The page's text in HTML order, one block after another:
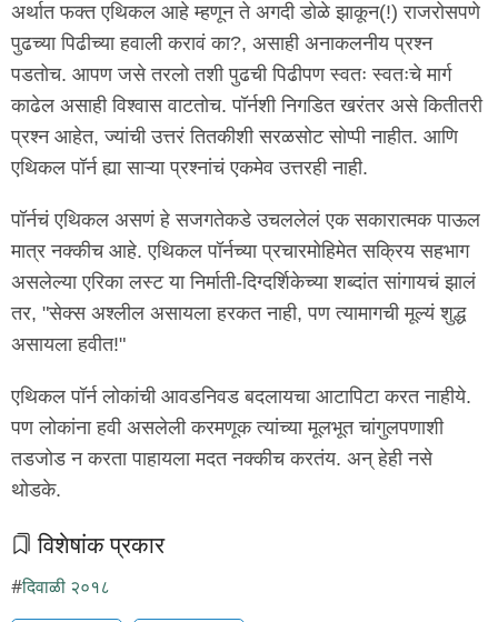
अर्थात फक्त एथिकल आहे म्हणून ते अगदी डोळे झाकून(!) राजरोसपणे
पुढच्या पिढीच्या हवाली करावं का?, असाही अनाकलनीय प्रश्न
पडतोच. आपण जसे तरलो तशी पुढची पिढीपण स्वतः स्वतःचे मार्ग
काढेल असाही विश्वास वाटतोच. पॉर्नशी निगडित खरंतर असे कितीतरी
प्रश्न आहेत, ज्यांची उत्तरं तितकीशी सरळसोट सोप्पी नाहीत. आणि
एथिकल पॉर्न ह्या साऱ्या प्रश्नांचं एकमेव उत्तरही नाही.
पॉर्नचं एथिकल असणं हे सजगतेकडे उचललेलं एक सकारात्मक पाऊल
मात्र नक्कीच आहे. एथिकल पॉर्नच्या प्रचारमोहिमेत सक्रिय सहभाग
असलेल्या एरिका लस्ट या निर्माती-दिग्दर्शिकेच्या शब्दांत सांगायचं झालं
तर, "सेक्स अश्लील असायला हरकत नाही, पण त्यामागची मूल्यं शुद्ध
असायला हवीत!"
एथिकल पॉर्न लोकांची आवडनिवड बदलायचा आटापिटा करत नाहीये.
पण लोकांना हवी असलेली करमणूक त्यांच्या मूलभूत चांगुलपणाशी
तडजोड न करता पाहायला मदत नक्कीच करतंय. अन् हेही नसे
थोडके.
विशेषांक प्रकार
दिवाळी २०१८